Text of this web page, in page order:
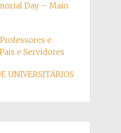
Day – Maio
e
e Servidores
UNIVERSITÁRIOS